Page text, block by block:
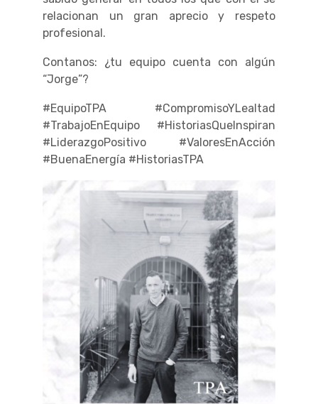
relacionan un gran aprecio y respeto
profesional.
Contanos: ¿tu equipo cuenta con algún
“Jorge”?
#EquipoTPA #CompromisoYLealtad
#TrabajoEnEquipo #HistoriasQueInspiran
#LiderazgoPositivo #ValoresEnAcción
#BuenaEnergía #HistoriasTPA